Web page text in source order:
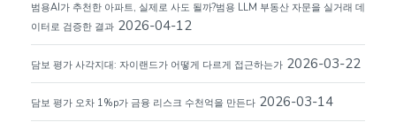
범용AI가 추천한 아파트, 실제로 사도 될까?범용 LLM 부동산 자문을 실거래 데
이터로 검증한 결과 2026-04-12
담보 평가 사각지대: 자이랜드가 어떻게 다르게 접근하는가 2026-03-22
담보 평가 오차 1%p가 금융 리스크 수천억을 만든다 2026-03-14